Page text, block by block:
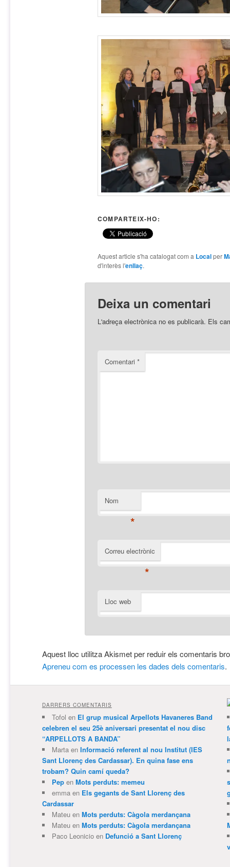
COMPARTEIX-HO:
Aquest article s'ha catalogat com a Localper
d'interès l'enllaç.
Deixa un comentari
L'adreça electrònica no es publicarà. Els
Comentari *
Nom
*
Correu electrònic
*
Lloc web
Aquest lloc utilitza Akismet per reduir els comentaris
Apreneu com es processen les dades dels comentaris.
DARRERS COMENTARIS
Tofol en El grup musical Arpellots Havaneres Band
celebren el seu 25è aniversari presentat el nou disc
“ARPELLOTS A BANDA”
Martaen Informació referent al nou Institut (IES
Sant Llorenç des Cardassar). En quina fase ens
trobam? Quin camí queda?
Pepen Mots perduts: memeu
emmaen Els gegants de Sant Llorenç des
Cardassar
Mateuen Mots perduts: Càgola merdançana
Mateuen Mots perduts: Càgola merdançana
Paco Leonicioen Defunció a Sant Llorenç